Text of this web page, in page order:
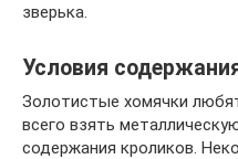
зверька.
Условия
Золотистые хомячки
всего взять
содержания кроликов.